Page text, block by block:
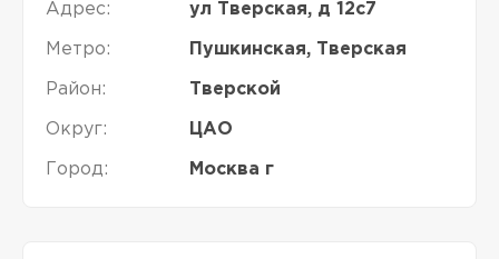
Адрес: ул Тверская, д 12с7
Метро: Пушкинская, Тверская
Район: Тверской
Округ: ЦАО
Город: Москва г